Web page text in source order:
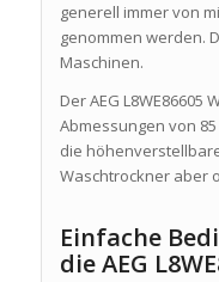
generell immer von
genommen werden.
Maschinen.
Der AEG
Abmessungen von 85
die
Waschtrockner aber
Einfache
die AEG